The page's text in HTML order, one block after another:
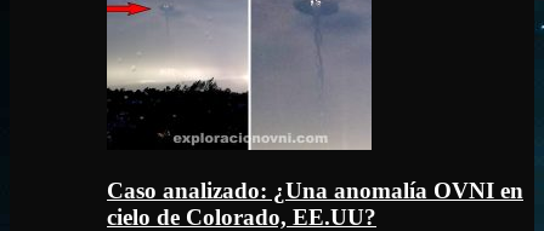
Caso analizado: ¿Una anomalía OVNI en
cielo de Colorado, EE.UU?